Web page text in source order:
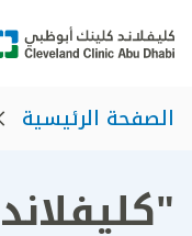
الصفحة الرئيسية